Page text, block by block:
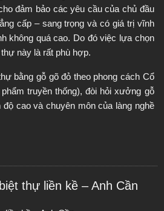
đảm bảo các yêu cầu của chủ đầu
cấp – sang trọng và có giá trị vĩnh
không quá cao. Do đó việc lựa chọn
này là rất phù hợp.
bằng gỗ gõ đỏ theo phong cách Cổ
truyền thống), đòi hỏi xưởng gỗ
cao và chuyên môn của làng nghề
thự liền kề – Anh Cần